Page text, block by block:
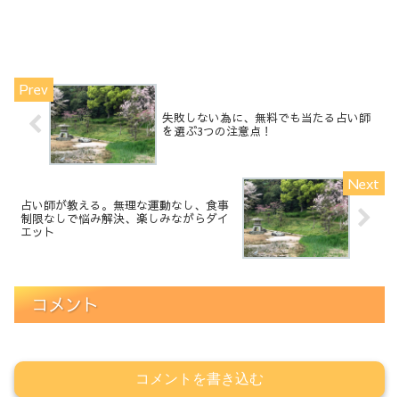
失敗しない為に、無料でも当たる占い師
を選ぶ3つの注意点！
占い師が教える。無理な運動なし、食事
制限なしで悩み解決、楽しみながらダイ
エット
コメント
コメントを書き込む